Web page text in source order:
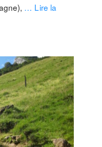
… Lire la